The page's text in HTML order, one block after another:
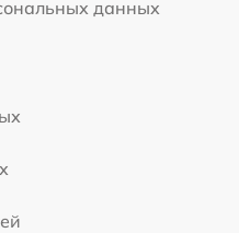
данных